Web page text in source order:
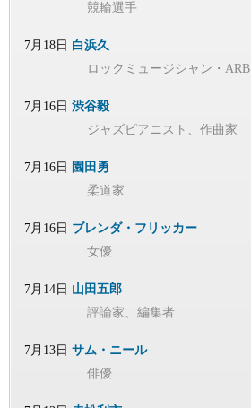
競輪選手
7月18日 白浜久
ロックミュージシャン・ARB
7月16日 渋谷毅
ジャズピアニスト、作曲家
7月16日 園田勇
柔道家
7月16日 ブレンダ・フリッカー
女優
7月14日 山田五郎
評論家、編集者
7月13日 サム・ニール
俳優